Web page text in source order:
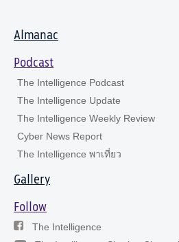
Almanac
Podcast
The Intelligence Podcast
The Intelligence Update
The Intelligence Weekly Review
Cyber News Report
The Intelligence พาเที่ยว
Gallery
Follow
The Intelligence